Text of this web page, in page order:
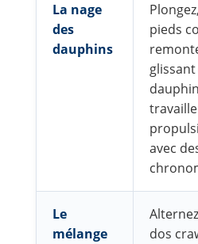
La nage
des
dauphins
pieds
avec
Le
mélange
dos